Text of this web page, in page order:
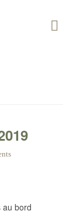
au bord